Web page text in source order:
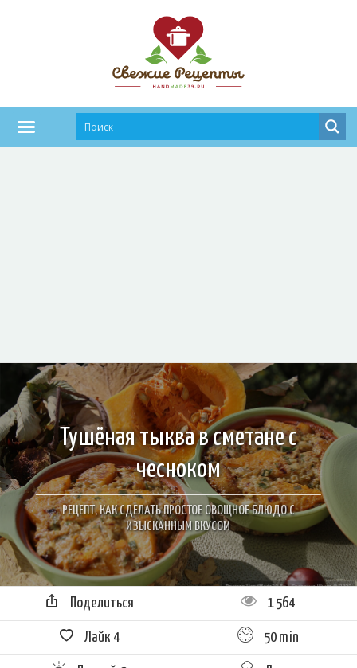
Тушёная тыква в сметане с
чесноком
РЕЦЕПТ, КАК СДЕЛАТЬ ПРОСТОЕ ОВОЩНОЕ БЛЮДО С
ИЗЫСКАННЫМ ВКУСОМ
Поделиться 1 564
Лайк 4 50 min